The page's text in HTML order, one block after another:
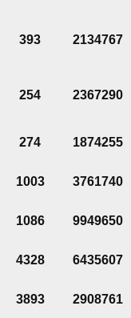
393 2134767
254 2367290
274 1874255
1003 3761740
1086 9949650
4328 6435607
3893 2908761